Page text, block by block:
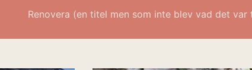
Renovera (en titel men som inte blev vad det var